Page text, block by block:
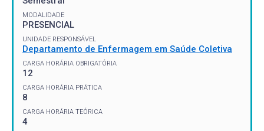
MODALIDADE
PRESENCIAL
UNIDADE RESPONSÁVEL
Departamento de Enfermagem em Saúde Coletiva
CARGA HORÁRIA OBRIGATÓRIA
12
CARGA HORÁRIA PRÁTICA
8
CARGA HORÁRIA TEÓRICA
4